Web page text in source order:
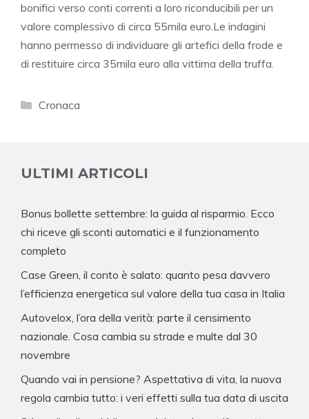
bonifici verso conti correnti a loro riconducibili per un
valore complessivo di circa 55mila euro.Le indagini
hanno permesso di individuare gli artefici della frode e
di restituire circa 35mila euro alla vittima della truffa.
Categorie
Cronaca
ULTIMI ARTICOLI
Bonus bollette settembre: la guida al risparmio. Ecco
chi riceve gli sconti automatici e il funzionamento
completo
Case Green, il conto è salato: quanto pesa davvero
l’efficienza energetica sul valore della tua casa in Italia
Autovelox, l’ora della verità: parte il censimento
nazionale. Cosa cambia su strade e multe dal 30
novembre
Quando vai in pensione? Aspettativa di vita, la nuova
regola cambia tutto: i veri effetti sulla tua data di uscita